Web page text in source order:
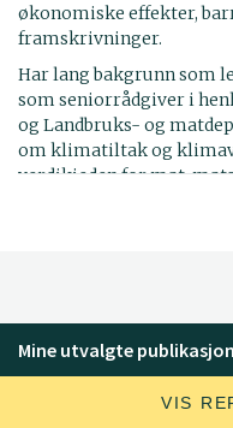
økonomiske effekter,
framskrivninger.
Har lang bakgrunn som
som seniorrådgiver i
og Landbruks- og
om klimatiltak og
verdikjeden for mat,
Mine utvalgte
VIS